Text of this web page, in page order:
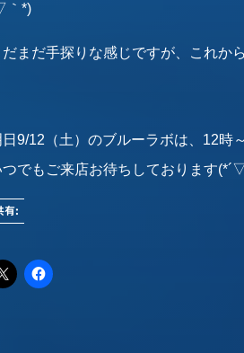
｀*)
まだ手探りな感じですが、これか
9/12（土）のブルーラボは、12時
でもご来店お待ちしております
有: